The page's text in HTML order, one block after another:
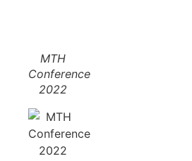
MTH
Conference
2022